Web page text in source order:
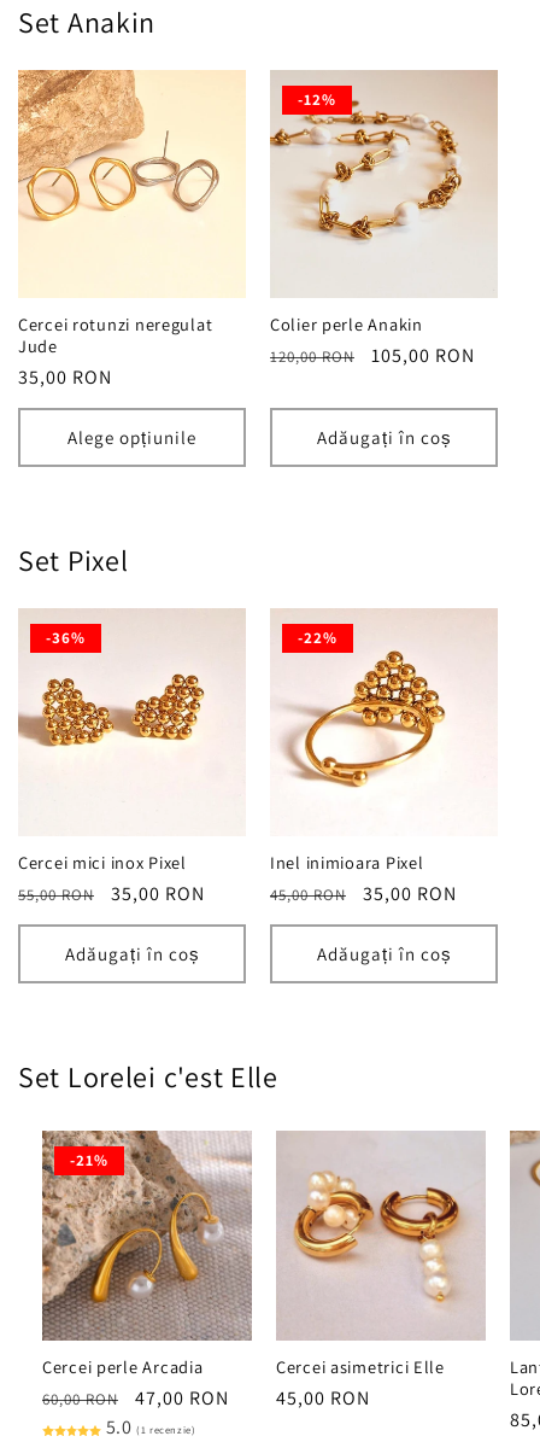
Set Anakin
Cercei rotunzi neregulat
Jude
Preț
obișnuit
35,00 RON
Alege opțiunile
-12%
Colier perle Anakin
Preț
120,00 RON
Preț
105,00 RON
Adăugați în coș
Set Pixel
-36%
Cercei mici inox Pixel
Preț
obișnuit
55,00 RON
Preț
redus
35,00 RON
Adăugați în coș
-22%
Inel inimioara Pixel
Preț
obișnuit
45,00 RON
Preț
redus
35,00 RON
Adăugați în coș
Set Lorelei c'est Elle
-21%
Cercei perle Arcadia
Preț
obișnuit
60,00 RON
Preț
redus
47,00 RON
5.0 (1 recenzie)
Cercei asimetrici Elle
Preț
45,00 RON